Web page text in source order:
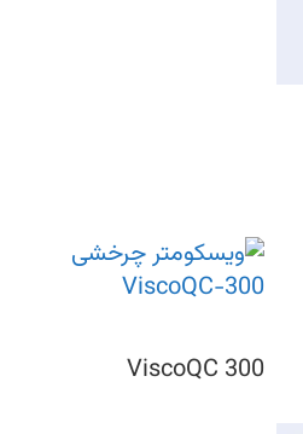
ViscoQC 300